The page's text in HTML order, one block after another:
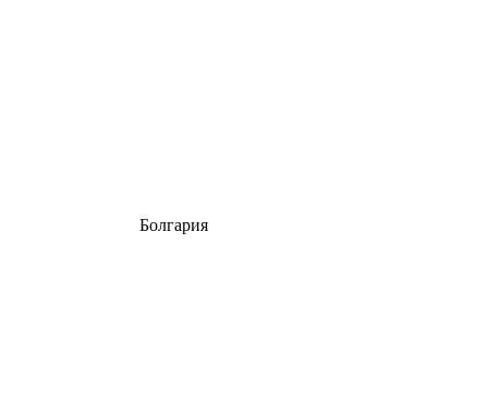
Болгария